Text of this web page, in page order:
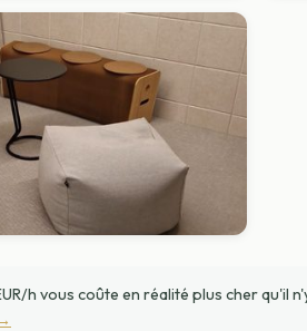
h vous coûte en réalité plus cher qu'il